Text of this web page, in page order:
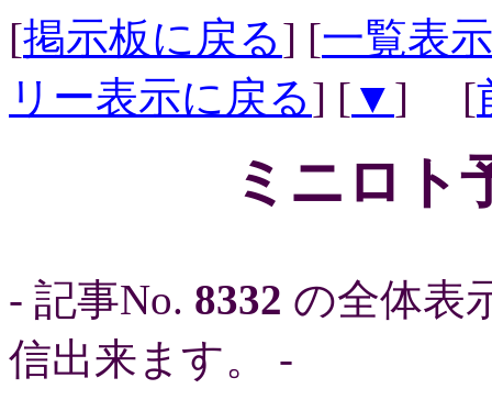
[掲示板に戻る] [一覧表
リー表示に戻る] [ ▼ ] [
ミニロト
- 記事No. 8332 の全体表
信出来ます。 -